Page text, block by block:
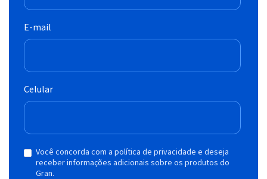
E-mail
Celular
Você concorda com a política de privacidade e deseja
receber informações adicionais sobre os produtos do
Gran.